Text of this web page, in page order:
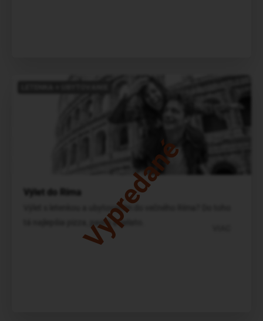
Vypredané
Výlet do Ríma
Výlet s letenkou a ubytovaním do večného Ríma? Do toho
tá najlepšia pizza, pasta a gelato.